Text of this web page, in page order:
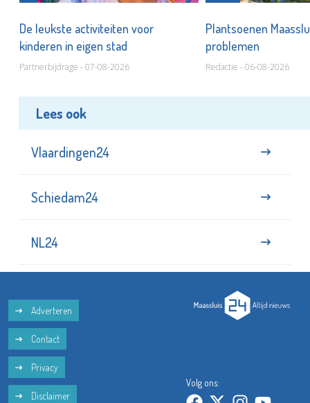
De leukste activiteiten voor
kinderen in eigen stad
Partnerbijdrage - 07-08-2026
Plantsoenen
problemen
Redactie - 06-08-2026
Lees ook
Vlaardingen24
Schiedam24
NL24
Adverteren
Contact
Privacy
Disclaimer
Volg ons: